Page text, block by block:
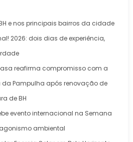
e nos principais bairros da cidade
2026: dois dias de experiência,
reafirma compromisso com a
Pampulha após renovação de
de BH
evento internacional na Semana
ambiental